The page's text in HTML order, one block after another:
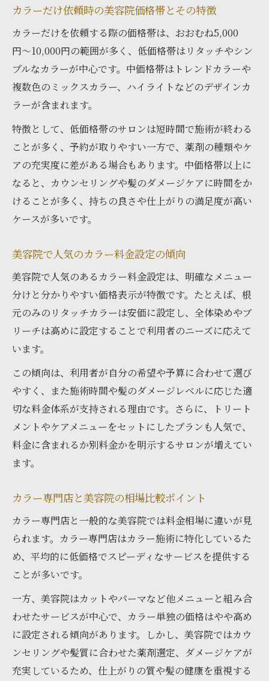
カラーだけ依頼時の美容院価格帯とその特徴
カラーだけを依頼する際の価格帯は、おおむね5,000
円〜10,000円の範囲が多く、低価格帯はリタッチやシン
プルなカラーが中心です。中価格帯はトレンドカラーや
複数色のミックスカラー、ハイライトなどのデザインカ
ラーが含まれます。
特徴として、低価格帯のサロンは短時間で施術が終わる
ことが多く、予約が取りやすい一方で、薬剤の種類やケ
アの充実度に差がある場合もあります。中価格帯以上に
なると、カウンセリングや髪のダメージケアに時間をか
けることが多く、持ちの良さや仕上がりの満足度が高い
ケースが多いです。
美容院で人気のカラー料金設定の傾向
美容院で人気のあるカラー料金設定は、明確なメニュー
分けと分かりやすい価格表示が特徴です。たとえば、根
元のみのリタッチカラーは安価に設定し、全体染めやブ
リーチは高めに設定することで利用者のニーズに応えて
います。
この傾向は、利用者が自分の希望や予算に合わせて選び
やすく、また施術時間や髪のダメージレベルに応じた適
切な料金体系が支持される理由です。さらに、トリート
メントやケアメニューをセットにしたプランも人気で、
料金に含まれるか別料金かを明示するサロンが増えてい
ます。
カラー専門店と美容院の相場比較ポイント
カラー専門店と一般的な美容院では料金相場に違いが見
られます。カラー専門店はカラー施術に特化しているた
め、平均的に低価格でスピーディなサービスを提供する
ことが多いです。
一方、美容院はカットやパーマなど他メニューと組み合
わせたサービスが中心で、カラー単独の価格はやや高め
に設定される傾向があります。しかし、美容院ではカウ
ンセリングや髪質に合わせた薬剤選定、ダメージケアが
充実しているため、仕上がりの質や髪の健康を重視する